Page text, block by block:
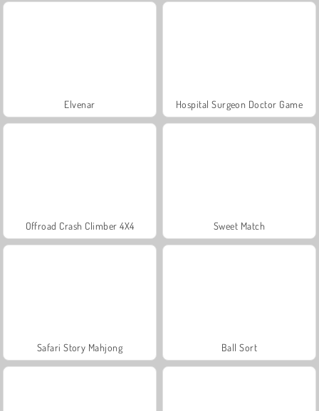
Elvenar Hospital Surgeon Doctor Game
Offroad Crash Climber 4X4 Sweet Match
Safari Story Mahjong Ball Sort